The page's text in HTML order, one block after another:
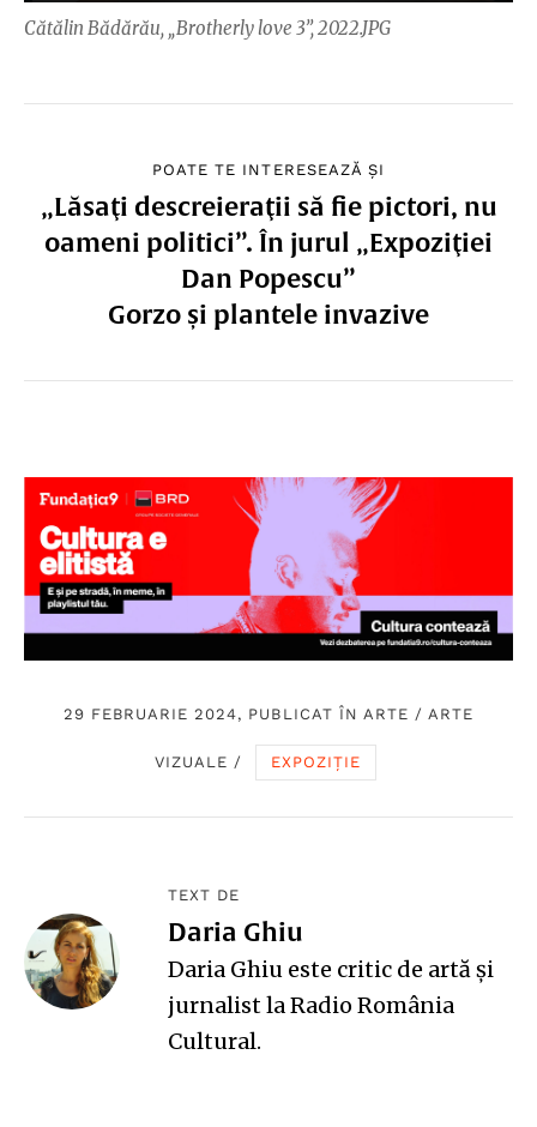
Cătălin Bădărău, „Brotherly love 3”, 2022.JPG
POATE TE INTERESEAZĂ ȘI
„Lăsaţi descreieraţii să fie pictori, nu
oameni politici”. În jurul „Expoziţiei
Dan Popescu”
Gorzo și plantele invazive
29 FEBRUARIE 2024, PUBLICAT ÎN ARTE /ARTE
VIZUALE / EXPOZIȚIE
TEXT DE
Daria Ghiu
Daria Ghiu este critic de artă și
jurnalist la Radio România
Cultural.